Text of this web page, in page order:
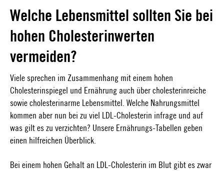
Welche Lebensmittel sollten Sie bei
hohen Cholesterinwerten
vermeiden?
Viele sprechen im Zusammenhang mit einem hohen
Cholesterinspiegel und Ernährung auch über cholesterinreiche
sowie cholesterinarme Lebensmittel. Welche Nahrungsmittel
kommen aber nun bei zu viel LDL-Cholesterin infrage und auf
was gilt es zu verzichten? Unsere Ernährungs-Tabellen geben
einen hilfreichen Überblick.
Bei einem hohen Gehalt an LDL-Cholesterin im Blut gibt es zwar